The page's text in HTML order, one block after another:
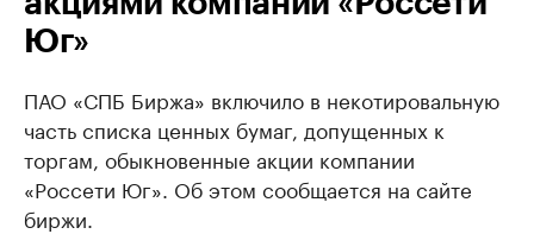
Юг»
ПАО «СПБ Биржа» включило в некотировальную
часть списка ценных бумаг, допущенных к
торгам, обыкновенные акции компании
«Россети Юг». Об этом сообщается на сайте
биржи.